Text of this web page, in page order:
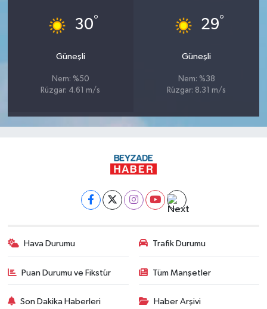
30°
Güneşli
Nem: %50
Rüzgar: 4.61 m/s
29°
Güneşli
Nem: %38
Rüzgar: 8.31 m/s
Hava Durumu Trafik Durumu
Puan Durumu ve Fikstür Tüm Manşetler
Son Dakika Haberleri Haber Arşivi